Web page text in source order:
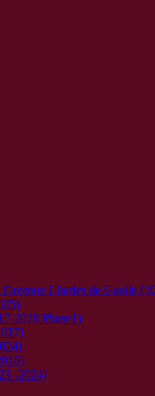
Charles de Gaulle
2018 Phase1)
-2024)